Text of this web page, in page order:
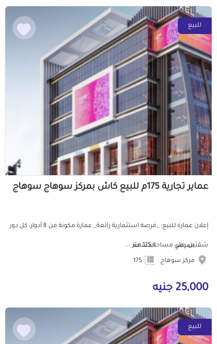
للبيع
عماير تجارية 175م للبيع كاش بمركز سوهاج سوهاج
إعلان عمارة للبيع: _فرصة استثمارية رائعة_ عمارة مكونة من 8 أدوار، كل دور
شقتين، على مساحة 175 متر ...
الموقع
مركز سوهاج
المساحة
175
25,000 جنيه
للبيع